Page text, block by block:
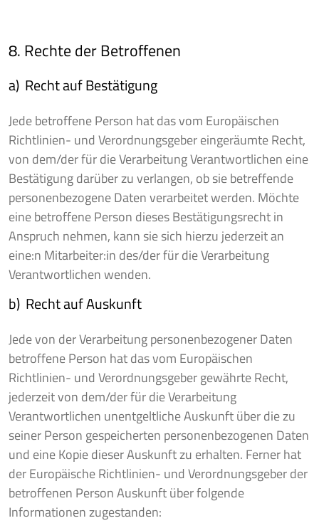
8. Rechte der Betroffenen
a) Recht auf Bestätigung
Jede betroffene Person hat das vom Europäischen
Richtlinien- und Verordnungsgeber eingeräumte Recht,
von dem/der für die Verarbeitung Verantwortlichen eine
Bestätigung darüber zu verlangen, ob sie betreffende
personenbezogene Daten verarbeitet werden. Möchte
eine betroffene Person dieses Bestätigungsrecht in
Anspruch nehmen, kann sie sich hierzu jederzeit an
eine:n Mitarbeiter:in des/der für die Verarbeitung
Verantwortlichen wenden.
b) Recht auf Auskunft
Jede von der Verarbeitung personenbezogener Daten
betroffene Person hat das vom Europäischen
Richtlinien- und Verordnungsgeber gewährte Recht,
jederzeit von dem/der für die Verarbeitung
Verantwortlichen unentgeltliche Auskunft über die zu
seiner Person gespeicherten personenbezogenen Daten
und eine Kopie dieser Auskunft zu erhalten. Ferner hat
der Europäische Richtlinien- und Verordnungsgeber der
betroffenen Person Auskunft über folgende
Informationen zugestanden: